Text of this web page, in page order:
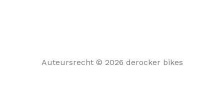
Auteursrecht © 2026 derocker bikes